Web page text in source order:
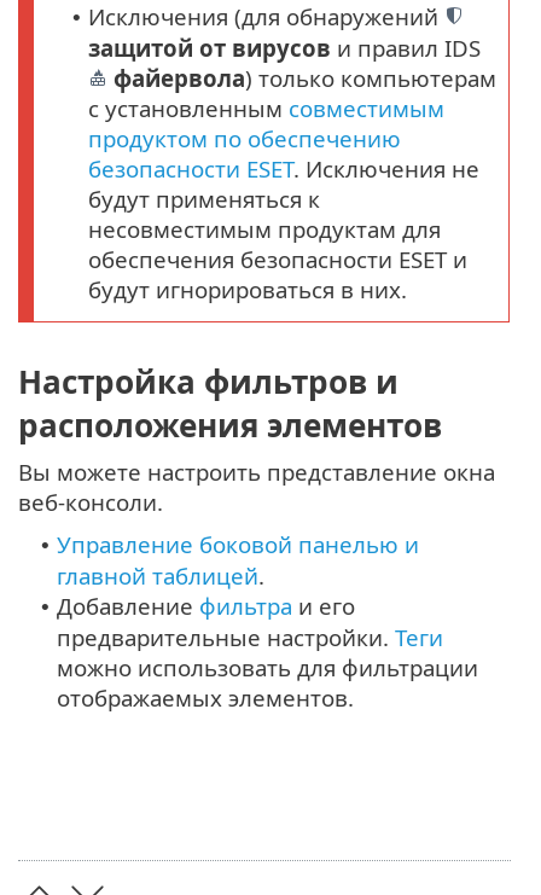
• Исключения (для обнаружений
защитой от вирусов и правил IDS
файервола) только компьютерам
с установленным совместимым
продуктом по обеспечению
безопасности ESET. Исключения не
будут применяться к
несовместимым продуктам для
обеспечения безопасности ESET и
будут игнорироваться в них.
Настройка фильтров и
расположения элементов
Вы можете настроить представление окна
веб-консоли.
• Управление боковой панелью и
главной таблицей.
• Добавление фильтра и его
предварительные настройки. Теги
можно использовать для фильтрации
отображаемых элементов.